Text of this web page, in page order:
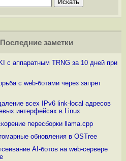
Последние заметки
с аппаратным TRNG за 10 дней при
с web-ботами через запрет
всех IPv6 link-local адресов
интерфейсах в Linux
пересборки llama.cpp
обновления в OSTree
AI-ботов на web-сервере